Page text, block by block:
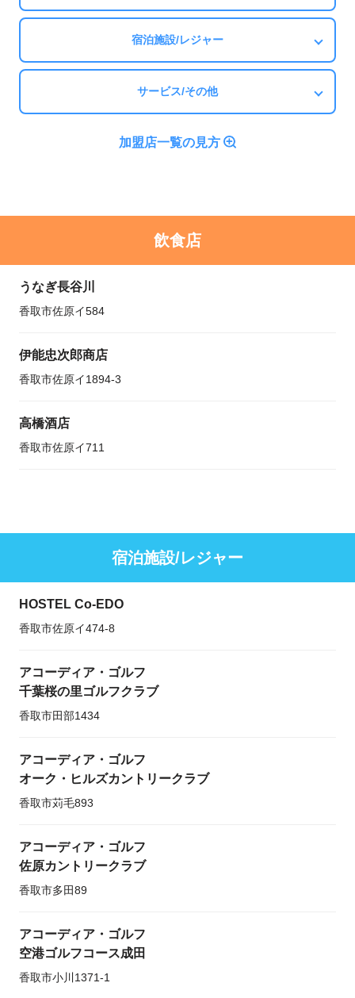
宿泊施設/レジャー
サービス/その他
加盟店一覧の見方
飲食店
うなぎ長谷川
香取市佐原イ584
伊能忠次郎商店
香取市佐原イ1894-3
高橋酒店
香取市佐原イ711
宿泊施設/レジャー
HOSTEL Co-EDO
香取市佐原イ474-8
アコーディア・ゴルフ
千葉桜の里ゴルフクラブ
香取市田部1434
アコーディア・ゴルフ
オーク・ヒルズカントリークラブ
香取市苅毛893
アコーディア・ゴルフ
佐原カントリークラブ
香取市多田89
アコーディア・ゴルフ
空港ゴルフコース成田
香取市小川1371-1